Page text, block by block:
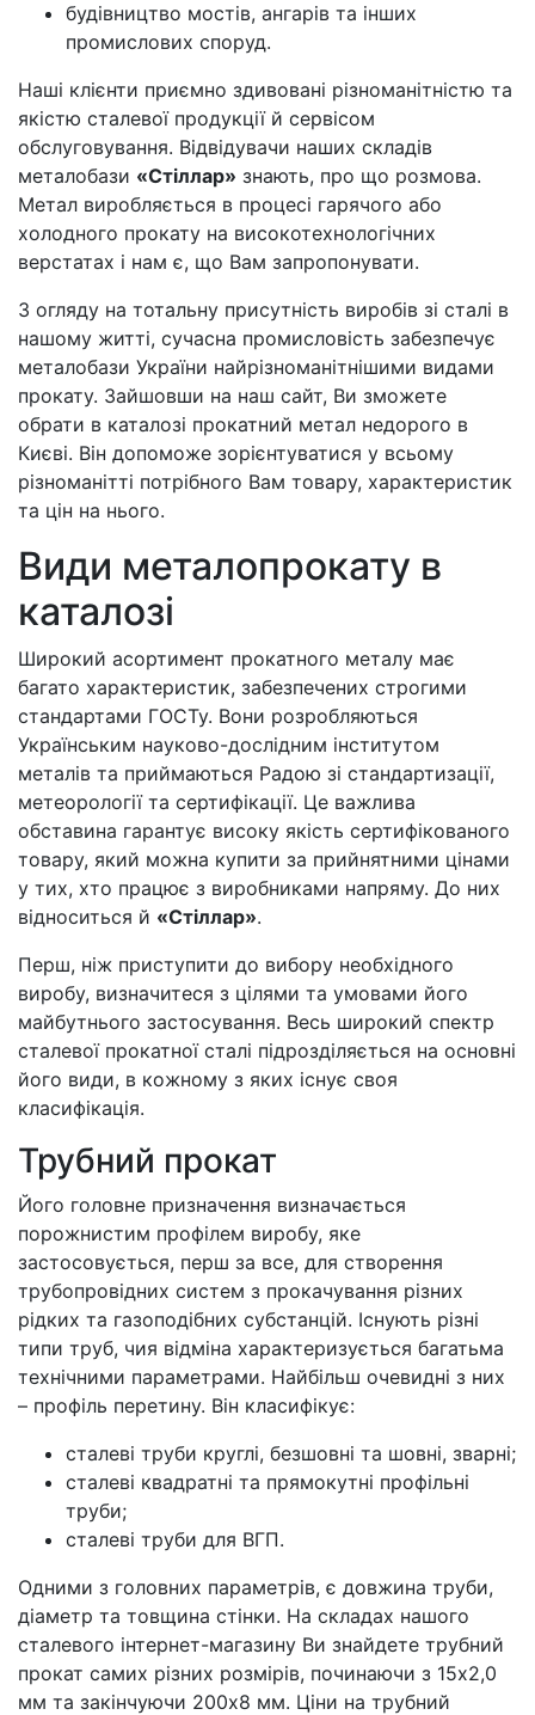
будівництво мостів, ангарів та інших
промислових споруд.
Наші клієнти приємно здивовані різноманітністю та
якістю сталевої продукції й сервісом
обслуговування. Відвідувачи наших складів
металобази «Стіллар» знають, про що розмова.
Метал виробляється в процесі гарячого або
холодного прокату на високотехнологічних
верстатах і нам є, що Вам запропонувати.
З огляду на тотальну присутність виробів зі сталі в
нашому житті, сучасна промисловість забезпечує
металобази України найрізноманітнішими видами
прокату. Зайшовши на наш сайт, Ви зможете
обрати в каталозі прокатний метал недорого в
Києві. Він допоможе зорієнтуватися у всьому
різноманітті потрібного Вам товару, характеристик
та цін на нього.
Види металопрокату в
каталозі
Широкий асортимент прокатного металу має
багато характеристик, забезпечених строгими
стандартами ГОСТу. Вони розробляються
Українським науково-дослідним інститутом
металів та приймаються Радою зі стандартизації,
метеорології та сертифікації. Це важлива
обставина гарантує високу якість сертифікованого
товару, який можна купити за прийнятними цінами
у тих, хто працює з виробниками напряму. До них
відноситься й «Стіллар».
Перш, ніж приступити до вибору необхідного
виробу, визначитеся з цілями та умовами його
майбутнього застосування. Весь широкий спектр
сталевої прокатної сталі підрозділяється на основні
його види, в кожному з яких існує своя
класифікація.
Трубний прокат
Його головне призначення визначається
порожнистим профілем виробу, яке
застосовується, перш за все, для створення
трубопровідних систем з прокачування різних
рідких та газоподібних субстанцій. Існують різні
типи труб, чия відміна характеризується багатьма
технічними параметрами. Найбільш очевидні з них
– профіль перетину. Він класифікує:
сталеві труби круглі, безшовні та шовні, зварні;
сталеві квадратні та прямокутні профільні
труби;
сталеві труби для ВГП.
Одними з головних параметрів, є довжина труби,
діаметр та товщина стінки. На складах нашого
сталевого інтернет-магазину Ви знайдете трубний
прокат самих різних розмірів, починаючи з 15х2,0
мм та закінчуючи 200х8 мм. Ціни на трубний